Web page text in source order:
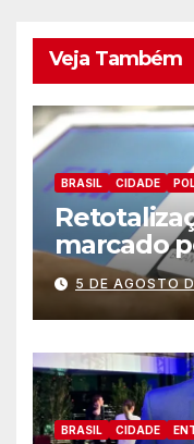
Veja Também
BRASIL CIDADE
marcado
agosto
5 DE AGOSTO
BRASIL CIDADE